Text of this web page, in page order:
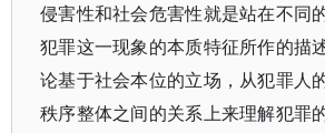
侵害性和社会危害性就是站在不同
犯罪这一现象的本质特征所作的描
论基于社会本位的立场，从犯罪人
秩序整体之间的关系上来理解犯罪